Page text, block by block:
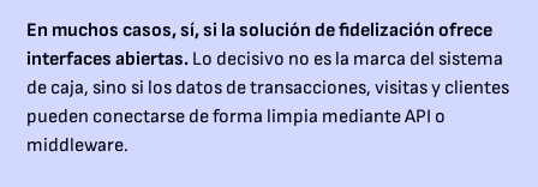
En muchos casos, sí, si la solución de fidelización ofrece
interfaces abiertas. Lo decisivo no es la marca del sistema
de caja, sino si los datos de transacciones, visitas y clientes
pueden conectarse de forma limpia mediante API o
middleware.